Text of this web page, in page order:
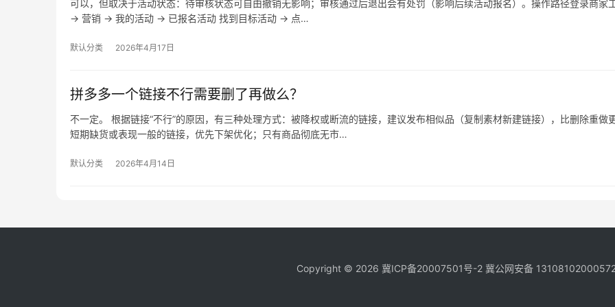
可以，但取决于活动状态：待审核状态可自由撤销无影响；审核通过后退出会有处罚（影响后续活动报名）。操作路径登录商家
→ 营销 → 我的活动 → 已报名活动 找到目标活动 → 点…
默认分类 2026年4月17日
拼多多一个链接不行需要删了再做么？
不一定。 根据链接“不行”的原因，有三种处理方式：被降权或断流的链接，建议发布相似品（复制素材新建链接），比删除重做更
短期缺货或表现一般的链接，优先下架优化；只有商品彻底无市…
默认分类 2026年4月14日
Copyright © 2026 冀ICP备20007501号-2 冀公网安备